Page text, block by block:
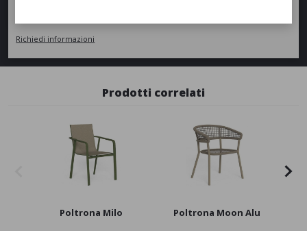
Richiedi informazioni
Prodotti correlati
Poltrona Milo Poltrona Moon Alu